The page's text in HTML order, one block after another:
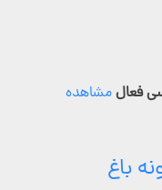
مشاهده
باغ